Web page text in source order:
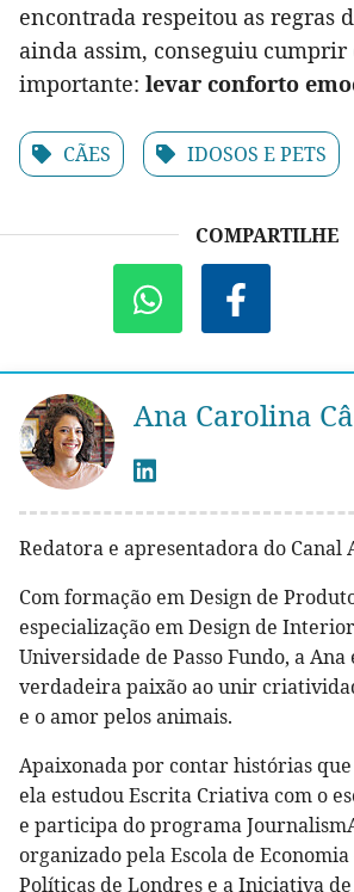
encontrada respeitou as regras
ainda assim, conseguiu cumprir
importante: levar conforto
CÃES IDOSOS E PETS
COMPARTILHE
Ana Carolina
Redatora e apresentadora do Canal
Com formação em Design de
especialização em Design de
Universidade de Passo Fundo, a
verdadeira paixão ao unir
e o amor pelos animais.
Apaixonada por contar histórias que
ela estudou Escrita Criativa com o
e participa do programa
organizado pela Escola de Economia
Políticas de Londres e a Iniciativa